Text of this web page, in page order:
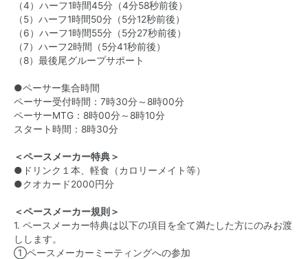
（4）ハーフ1時間45分（4分58秒前後）
（5）ハーフ1時間50分（5分12秒前後）
（6）ハーフ1時間55分（5分27秒前後）
（7）ハーフ2時間（5分41秒前後）
（8）最後尾グループサポート
●ペーサー集合時間
ペーサー受付時間：7時30分～8時00分
ペーサーMTG：8時00分～8時10分
スタート時間：8時30分
＜ペースメーカー特典＞
●ドリンク１本、軽食（カロリーメイト等）
●クオカード2000円分
＜ペースメーカー規則＞
1. ペースメーカー特典は以下の項目を全て満たした方にのみお渡
しします。
①ペースメーカーミーティングへの参加